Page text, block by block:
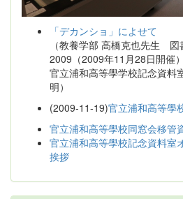
「デカンショ」によせて
（教養学部 高橋克也先生
2009（2009年11月28日開催）
官立浦和高等學学校記念資料
明）
(2009-11-19)官立浦和高等學
官立浦和高等學校同窓会移管
官立浦和高等學校記念資料室
挨拶